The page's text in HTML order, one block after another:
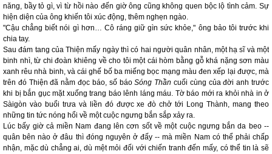
năng, bầy tỏ gì, vì từ hồi nào đến giờ ông cũng không quen bộc lộ tình cảm. Sự
hiện diện của ông khiến tôi xúc động, thêm nghẹn ngào.
"Cậu chẳng biết nói gì hơn… Cô ráng giữ gìn sức khỏe," ông bảo tôi trước khi
chia tay.
Sau đám tang của Thiện mấy ngày thì có hai người quân nhân, một hạ sĩ và một
binh nhì, từ chi đoàn khiêng về cho tôi một cái hòm bằng gỗ khá nặng sơn màu
xanh rêu nhà binh, và cái ghế bố ba miếng bọc mạng màu đen xếp lại được, mà
trên đó Thiện đã nằm đọc báo, số báoSóng Thần cuối cùng của đời anh trước
khi bị bắn gục mặt xuống trang báo lênh láng máu. Tờ báo mới ra khỏi nhà in ở
Sàigòn vào buổi trưa và liền đó được xe đò chở tới Long Thành, mang theo
những tin tức nóng hổi về một cuộc ngưng bắn sắp xảy ra.
Lúc bấy giờ cả miền Nam đang lên cơn sốt về một cuộc ngưng bắn da beo --
quân bên nào ở đâu thì đóng nguyên ở đấy -- mà miền Nam có thể phải chấp
nhận, mặc dù chẳng ai, dù mệt mỏi đối với chiến tranh đến mấy, có thể tin là sẽ